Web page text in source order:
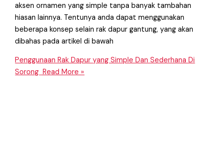
aksen ornamen yang simple tanpa banyak tambahan
hiasan lainnya. Tentunya anda dapat menggunakan
beberapa konsep selain rak dapur gantung, yang akan
dibahas pada artikel di bawah
Penggunaan Rak Dapur yang Simple Dan Sederhana Di
Sorong Read More »